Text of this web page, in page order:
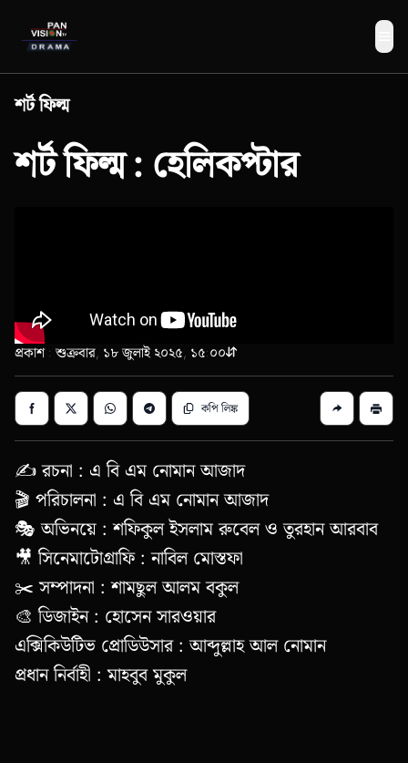
শর্ট ফিল্ম
শর্ট ফিল্ম : হেলিকপ্টার
প্রকাশ : শুক্রবার, ১৮ জুলাই ২০২৫, ১৫:০০
কপি লিঙ্ক
✍️ রচনা : এ বি এম নোমান আজাদ
🎬 পরিচালনা : এ বি এম নোমান আজাদ
🎭 অভিনয়ে : শফিকুল ইসলাম রুবেল ও তুরহান আরবাব
🎥 সিনেমাটোগ্রাফি : নাবিল মোস্তফা
✂️ সম্পাদনা : শামছুল আলম বকুল
🎨 ডিজাইন : হোসেন সারওয়ার
এক্সিকিউটিভ প্রোডিউসার : আব্দুল্লাহ আল নোমান
প্রধান নির্বাহী : মাহবুব মুকুল